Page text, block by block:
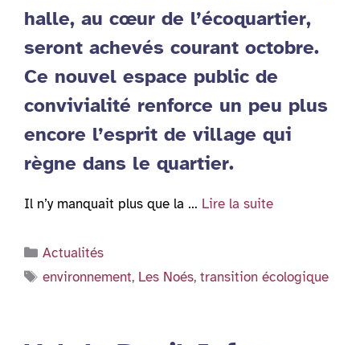
halle, au cœur de l’écoquartier,
seront achevés courant octobre.
Ce nouvel espace public de
convivialité renforce un peu plus
encore l’esprit de village qui
règne dans le quartier.
Il n’y manquait plus que la … Lire la suite
Catégories
Actualités
Étiquettes
environnement, Les Noés,transition écologique